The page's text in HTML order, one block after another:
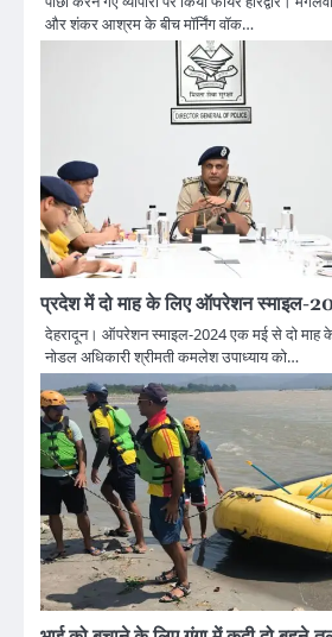
और शंकर आश्रम के बीच मॉर्निंग वॉक…
प्रदेश में दो माह के लिए ऑपरेशन स्माइल-
देहरादून। ऑपरेशन स्माइल-2024 एक मई से दो माह
नोडल अधिकारी श्रीमती कमलेश उपाध्याय को…